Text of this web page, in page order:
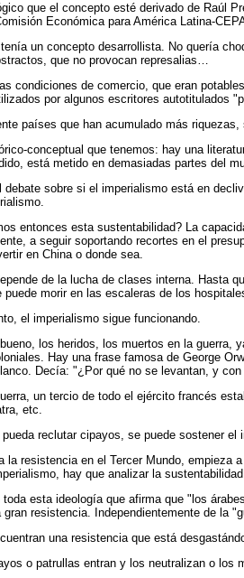
que el concepto esté derivado de Raúl
Económica para América Latina-
un concepto desarrollista. No quería
que no provocan represalias…
condiciones de comercio, que eran
por algunos escritores autotitulados
países que han acumulado más
conceptual que tenemos: hay una
está metido en demasiadas partes del
debate sobre si el imperialismo está en
entonces esta sustentabilidad? La
a seguir soportando recortes en el
en China o donde sea.
de la lucha de clases interna. Hasta
puede morir en las escaleras de los
el imperialismo sigue funcionando.
los heridos, los muertos en la
Hay una frase famosa de George
Decía: "¿Por qué no se levantan, y
un tercio de todo el ejército francés
etc.
reclutar cipayos, se puede sostener
la resistencia en el Tercer Mundo,
hay que analizar la
esta ideología que afirma que "los
gran resistencia. Independientemente de la
una resistencia que está
o patrullas entran y los neutralizan o